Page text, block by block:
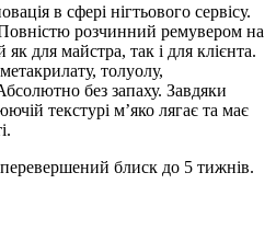
в сфері нігтьового сервісу.
розчинний ремувером на
для майстра, так і для клієнта.
толуолу,
без запаху. Завдяки
текстурі м’яко лягає та має
блиск до 5 тижнів.